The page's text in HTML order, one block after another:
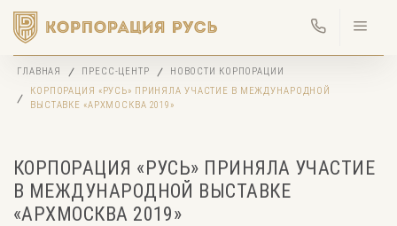
ГЛАВНАЯ ПРЕСС-ЦЕНТР
НОВОСТИ КОРПОРАЦИИ
КОРПОРАЦИЯ «РУСЬ» ПРИНЯЛА УЧАСТИЕ В МЕЖДУНАРОДНОЙ
ВЫСТАВКЕ «АРХМОСКВА 2019»
КОРПОРАЦИЯ «РУСЬ» ПРИНЯЛА УЧАСТИЕ
В МЕЖДУНАРОДНОЙ ВЫСТАВКЕ
«АРХМОСКВА 2019»